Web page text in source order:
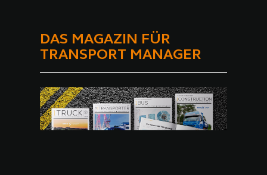
DAS MAGAZIN FÜR
TRANSPORT MANAGER